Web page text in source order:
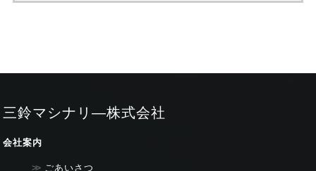
三鈴マシナリ―株式会社
会社案内
ごあいさつ